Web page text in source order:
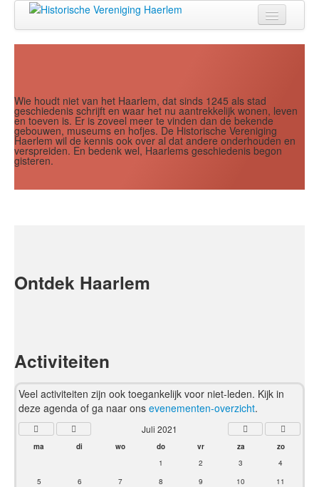
Zien
Lezen
Over ons
Wie houdt niet van het Haarlem, dat sinds 1245 als stad
geschiedenis schrijft en waar het nu aantrekkelijk wonen, leven
en toeven is. Er is zoveel meer te vinden dan de bekende
gebouwen, museums en hofjes. De Historische Vereniging
Haerlem wil de kennis ook over al dat andere onderhouden en
verspreiden. En bedenk wel, Haarlems geschiedenis begon
gisteren.
Ontdek Haarlem
Activiteiten
Veel activiteiten zijn ook toegankelijk voor niet-leden. Kijk in
deze agenda of ga naar ons evenementen-overzicht.
Jaar Maand Jaar
Maand
Juli 2021
ma di wo do vr za
zo
1
2 3
4
5
6 7 8 9 10
11